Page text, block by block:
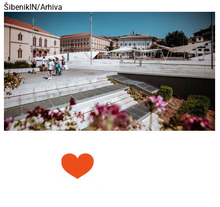
ŠibenikIN/Arhiva